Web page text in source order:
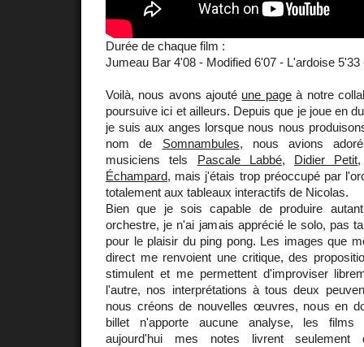
Durée de chaque film :
Jumeau Bar 4'08 - Modified 6'07 - L'ardoise
Voilà, nous avons ajouté une pageà notre
poursuive ici et ailleurs. Depuis que je joue en
je suis aux anges lorsque nous nous
nom de Somnambules, nous avions
musiciens tels Pascale Labbé, Didier Petit
Échampard, mais j'étais trop préoccupé par
totalement aux tableaux interactifs de Nicolas.
Bien que je sois capable de produire
orchestre, je n'ai jamais apprécié le solo, pas
pour le plaisir du ping pong. Les images que
direct me renvoient une critique, des
stimulent et me permettent d'improviser
l'autre, nos interprétations à tous deux
nous créons de nouvelles œuvres, nous en
billet n'apporte aucune analyse, les films
aujourd'hui mes notes livrent seulement